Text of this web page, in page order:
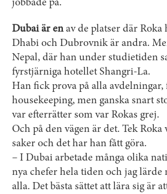
jobbade på.
Dubai är enav de platser där Roka
Dhabi och Dubrovnik är andra.
Nepal, där han under studietiden
fyrstjärniga hotellet Shangri-La.
Han fick prova på alla
housekeeping, men ganska snart
var efterrätter som var Rokas grej.
Och på den vägen är det. Tek
saker och det har han fått göra.
– I Dubai arbetade många olika
nya chefer hela tiden och jag lärde
alla. Det bästa sättet att lära sig är